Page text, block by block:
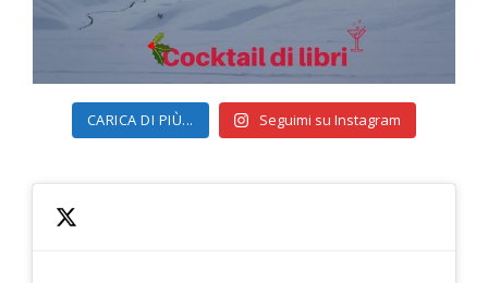
CARICA DI PIÙ... Seguimi su Instagram